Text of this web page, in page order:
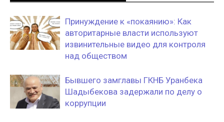
Принуждение к «покаянию»: Как
авторитарные власти используют
извинительные видео для контроля
над обществом
Бывшего замглавы ГКНБ Уранбека
Шадыбекова задержали по делу о
коррупции